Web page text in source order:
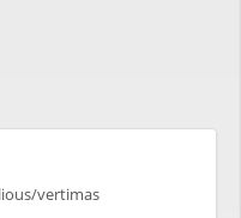
vertimas